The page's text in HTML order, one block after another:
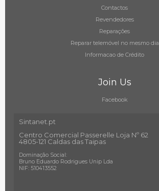
Contactos
Revendedores
Reparações
Reparar telemóvel no mesmo dia
Informacao de Crédito
Join Us
Facebook
Sintanet.pt
Centro Comercial Passerelle Loja Nº 62
4805-121 Caldas das Taipas
Dominação Social:
Bruno Eduardo Rodrigues Unip Lda
NIF: 510413552